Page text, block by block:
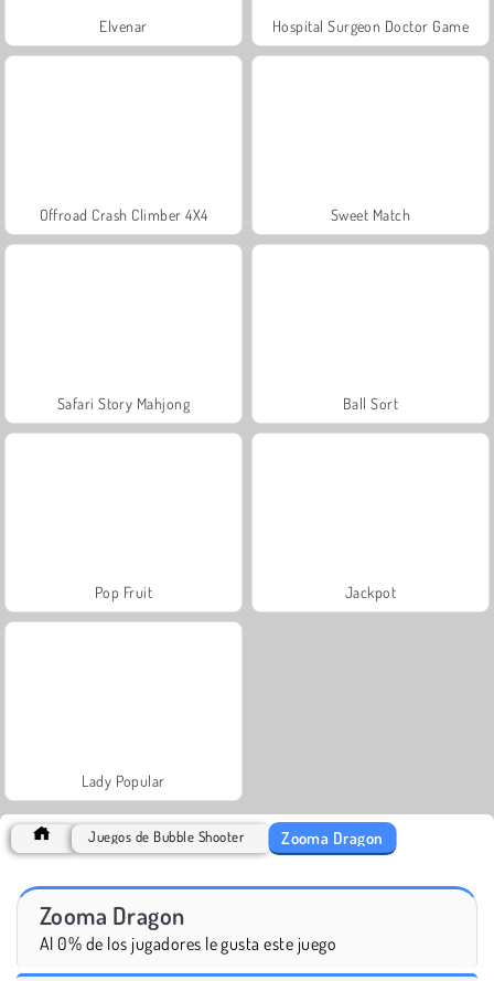
Elvenar Hospital Surgeon Doctor Game
Offroad Crash Climber 4X4 Sweet Match
Safari Story Mahjong Ball Sort
Pop Fruit Jackpot
Lady Popular
Juegos de Bubble Shooter Zooma Dragon
Zooma Dragon
Al 0% de los jugadores le gusta este juego